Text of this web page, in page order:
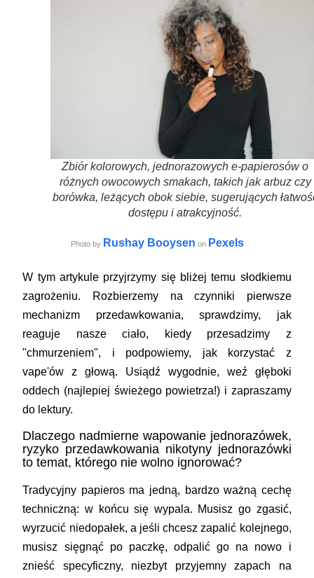
Zbiór kolorowych, jednorazowych e-papierosów o
różnych owocowych smakach, takich jak arbuz czy
borówka, leżących obok siebie, sugerujących
dostępu i atrakcyjność.
Photo by Rushay Booysen on Pexels
W tym artykule przyjrzymy się bliżej temu słodkiemu
zagrożeniu. Rozbierzemy na czynniki pierwsze
mechanizm przedawkowania, sprawdzimy, jak
reaguje nasze ciało, kiedy przesadzimy z
"chmurzeniem", i podpowiemy, jak korzystać z
vape'ów z głową. Usiądź wygodnie, weź głęboki
oddech (najlepiej świeżego powietrza!) i zapraszamy
do lektury.
Dlaczego nadmierne wapowanie jednorazówek,
ryzyko przedawkowania nikotyny jednorazówki
to temat, którego nie wolno ignorować?
Tradycyjny papieros ma jedną, bardzo ważną cechę
techniczną: w końcu się wypala. Musisz go zgasić,
wyrzucić niedopałek, a jeśli chcesz zapalić kolejnego,
musisz sięgnąć po paczkę, odpalić go na nowo i
znieść specyficzny, niezbyt przyjemny zapach na